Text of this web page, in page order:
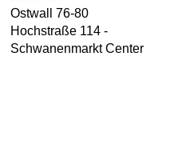
Ostwall 76-80
Hochstraße 114 -
Schwanenmarkt Center